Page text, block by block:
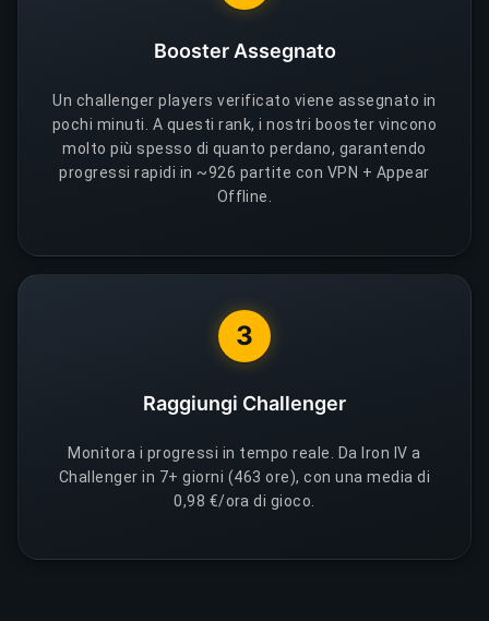
Booster Assegnato
Un challenger players verificato viene assegnato in
pochi minuti. A questi rank, i nostri booster vincono
molto più spesso di quanto perdano, garantendo
progressi rapidi in ~926 partite con VPN + Appear
Offline.
3
Raggiungi Challenger
Monitora i progressi in tempo reale. Da Iron IV a
Challenger in 7+ giorni (463 ore), con una media di
0,98 €/ora di gioco.